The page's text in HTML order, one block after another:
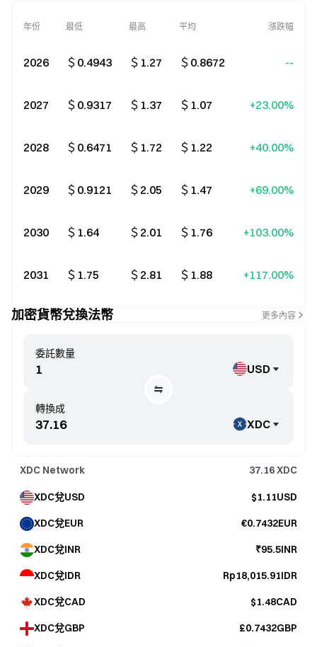
年份 最低 最高 平均 漲跌幅
2026 ＄0.4943 ＄1.27 ＄0.8672 --
2027 ＄0.9317 ＄1.37 ＄1.07 +23.00%
2028 ＄0.6471 ＄1.72 ＄1.22 +40.00%
2029 ＄0.9121 ＄2.05 ＄1.47 +69.00%
2030 ＄1.64 ＄2.01 ＄1.76 +103.00%
2031 ＄1.75 ＄2.81 ＄1.88 +117.00%
加密貨幣兌換法幣 更多內容
轉換成
XDC
委託數量
USD
XDC Network 37.16XDC
XDC兌USD $1.11USD
XDC兌EUR €0.7432EUR
XDC兌INR ₹95.5INR
XDC兌IDR Rp18,015.91IDR
XDC兌CAD $1.48CAD
XDC兌GBP £0.7432GBP